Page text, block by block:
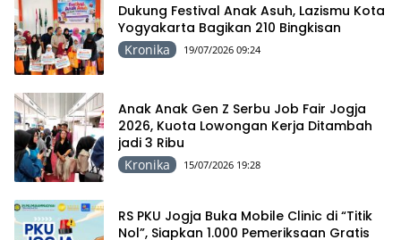
Dukung Festival Anak Asuh, Lazismu Kota
Yogyakarta Bagikan 210 Bingkisan
Kronika 19/07/2026 09:24
Anak Anak Gen Z Serbu Job Fair Jogja
2026, Kuota Lowongan Kerja Ditambah
jadi 3 Ribu
Kronika 15/07/2026 19:28
RS PKU Jogja Buka Mobile Clinic di “Titik
Nol”, Siapkan 1.000 Pemeriksaan Gratis